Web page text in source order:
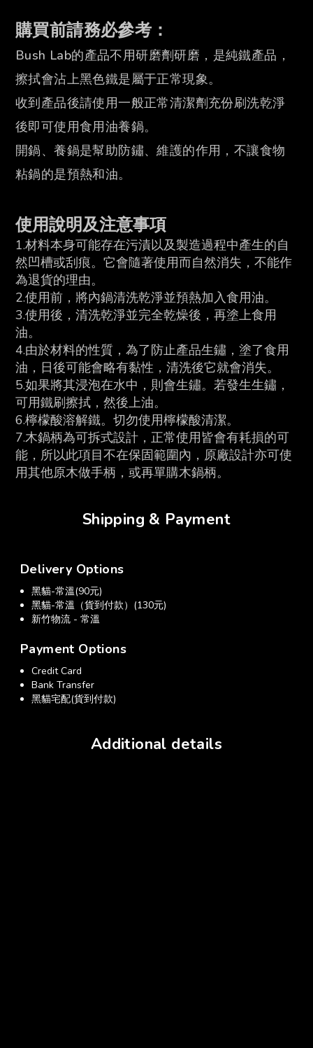
購買前請務必參考：
Bush Lab的產品不用研磨劑研磨，是純鐵產品，
擦拭會沾上黑色鐵是屬于正常現象。
收到產品後請使用一般正常清潔劑充份刷洗乾淨
後即可使用食用油養鍋。
開鍋、養鍋是幫助防鏽、維護的作用，不讓食物
粘鍋的是預熱和油。
使用說明及注意事項
1.材料本身可能存在污漬以及製造過程中產生的自
然凹槽或刮痕。它會隨著使用而自然消失，不能作
為退貨的理由。
2.使用前，將內鍋清洗乾淨並預熱加入食用油。
3.使用後，清洗乾淨並完全乾燥後，再塗上食用
油。
4.由於材料的性質，為了防止產品生鏽，塗了食用
油，日後可能會略有黏性，清洗後它就會消失。
5.如果將其浸泡在水中，則會生鏽。若發生生鏽，
可用鐵刷擦拭，然後上油。
6.檸檬酸溶解鐵。切勿使用檸檬酸清潔。
7.木鍋柄為可拆式設計，正常使用皆會有耗損的可
能，所以此項目不在保固範圍內，原廠設計亦可使
用其他原木做手柄，或再單購木鍋柄。
Shipping & Payment
Delivery Options
黑貓-常溫(90元)
黑貓-常溫（貨到付款）(130元)
新竹物流 - 常溫
Payment Options
Credit Card
Bank Transfer
黑貓宅配(貨到付款)
Additional details